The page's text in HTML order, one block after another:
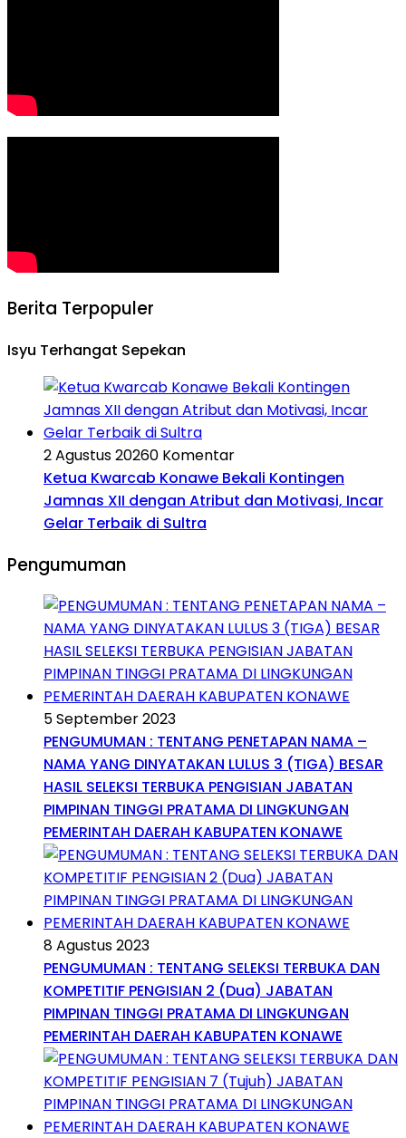
Berita Terpopuler
Isyu Terhangat Sepekan
2 Agustus 20260 Komentar
Ketua Kwarcab Konawe Bekali Kontingen
Jamnas XII dengan Atribut dan Motivasi, Incar
Gelar Terbaik di Sultra
Pengumuman
5 September 2023
PENGUMUMAN : TENTANG PENETAPAN NAMA –
NAMA YANG DINYATAKAN LULUS 3 (TIGA) BESAR
HASIL SELEKSI TERBUKA PENGISIAN JABATAN
PIMPINAN TINGGI PRATAMA DI LINGKUNGAN
PEMERINTAH DAERAH KABUPATEN KONAWE
8 Agustus 2023
PENGUMUMAN : TENTANG SELEKSI TERBUKA DAN
KOMPETITIF PENGISIAN 2 (Dua) JABATAN
PIMPINAN TINGGI PRATAMA DI LINGKUNGAN
PEMERINTAH DAERAH KABUPATEN KONAWE